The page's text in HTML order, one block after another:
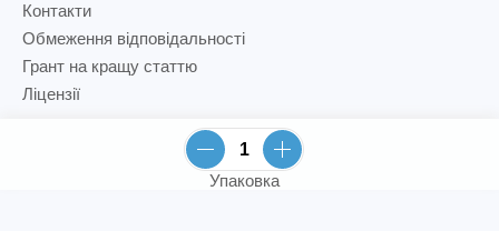
Упаковка
Контакти
Обмеження відповідальності
Грант на кращу статтю
Ліцензії